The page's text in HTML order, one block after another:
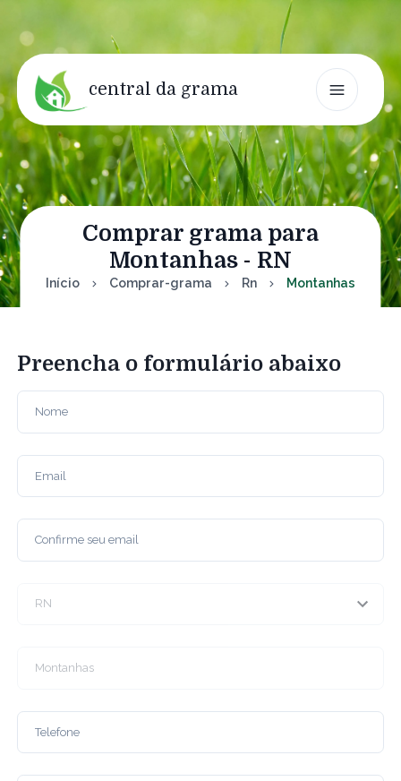
central da grama
Comprar grama para
Montanhas - RN
Início Comprar-grama Rn Montanhas
Preencha o formulário abaixo